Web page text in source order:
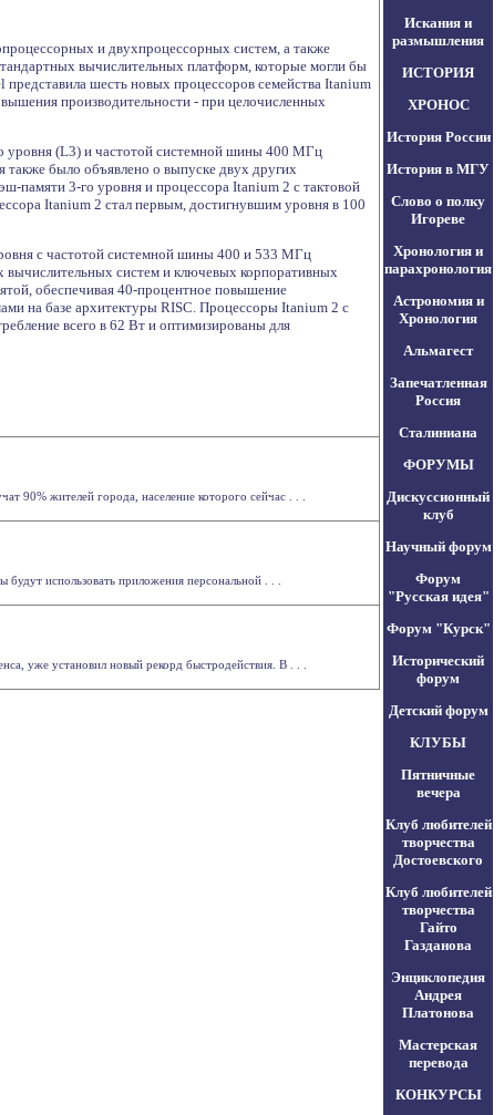
и двухпроцессорных систем, а также
вычислительных платформ, которые могли бы
шесть новых процессоров семейства Itanium
производительности - при целочисленных
уровня (L3) и частотой системной шины 400 МГц
также было объявлено о выпуске двух других
памяти 3-го уровня и процессора Itanium 2 с тактовой
Itanium 2 стал первым, достигнувшим уровня в 100
с частотой системной шины 400 и 533 МГц
вычислительных систем и ключевых корпоративных
обеспечивая 40-процентное повышение
на базе архитектуры RISC. Процессоры Itanium 2 с
всего в 62 Вт и оптимизированы для
90% жителей города, население которого сейчас . . .
использовать приложения персональной . . .
уже установил новый рекорд быстродействия. В . . .
Искания и
размышления
ИСТОРИЯ
ХРОНОС
История России
История в МГУ
Слово о полку
Игореве
Хронология и
парахронология
Астрономия и
Хронология
Альмагест
Запечатленная
Россия
Сталиниана
ФОРУМЫ
Дискуссионный
клуб
Научный форум
Форум
"Русская идея"
Форум "Курск"
Исторический
форум
Детский форум
КЛУБЫ
Пятничные
вечера
Клуб любителей
творчества
Достоевского
Клуб любителей
творчества
Гайто
Газданова
Энциклопедия
Андрея
Платонова
Мастерская
перевода
КОНКУРСЫ